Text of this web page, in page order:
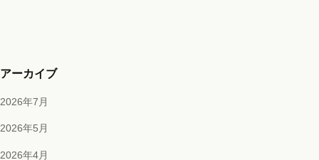
アーカイブ
2026年7月
2026年5月
2026年4月